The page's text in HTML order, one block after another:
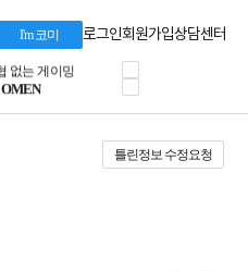
I'm 코미 로그인회원가입상담센터
구매 찬스
에센셜
없는 게이밍
텍
틀린정보 수정요청